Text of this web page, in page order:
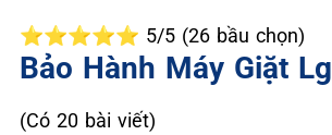
⭐⭐⭐⭐⭐ 5/5 (26 bầu chọn)
Bảo Hành Máy Giặt Lg
(Có 20 bài viết)